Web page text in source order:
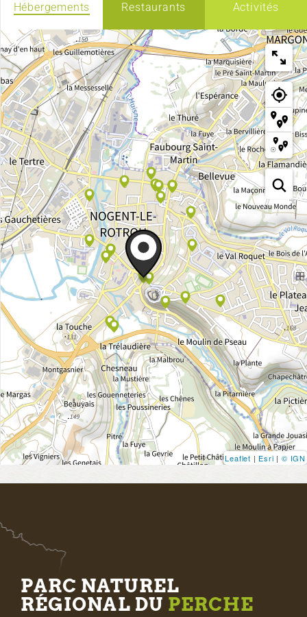
Hébergements Restaurants Activités
Leaflet | Esri | © IGN
PARC NATUREL
RÉGIONAL DU PERCHE